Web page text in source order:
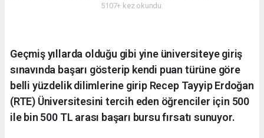
5107+ kez okundu.
Geçmiş yıllarda olduğu gibi yine üniversiteye giriş
sınavında başarı gösterip kendi puan türüne göre
belli yüzdelik dilimlerine girip Recep Tayyip Erdoğan
(RTE) Üniversitesini tercih eden öğrenciler için 500
ile bin 500 TL arası başarı bursu fırsatı sunuyor.